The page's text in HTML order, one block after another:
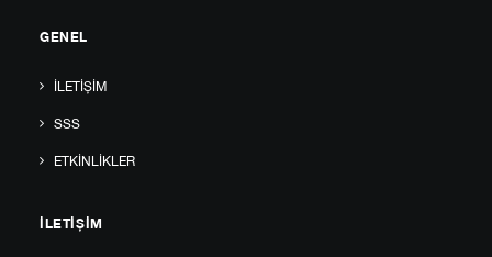
GENEL
İLETIŞIM
SSS
ETKINLIKLER
İLETIŞIM